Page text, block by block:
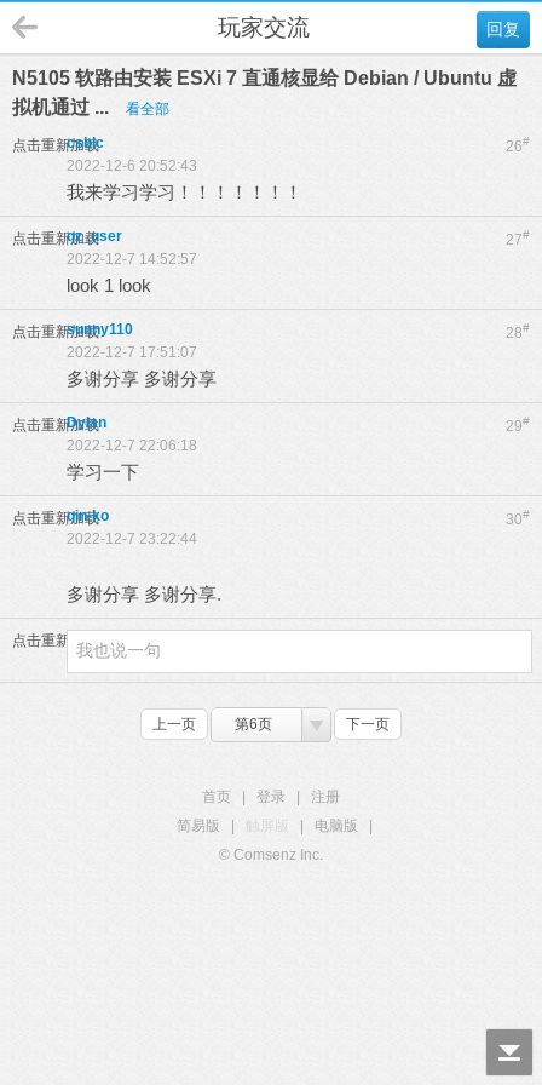
回复
玩家交流
N5105 软路由安装 ESXi 7 直通核显给 Debian / Ubuntu 虚
拟机通过 ...
看全部
点击重新加载 26#
csblc
2022-12-6 20:52:43
我来学习学习！！！！！！！
点击重新加载 27#
qz_user
2022-12-7 14:52:57
look 1 look
点击重新加载 28#
sunny110
2022-12-7 17:51:07
多谢分享 多谢分享
点击重新加载 29#
Dylan
2022-12-7 22:06:18
学习一下
点击重新加载 30#
qin-ko
2022-12-7 23:22:44
多谢分享 多谢分享.
点击重新加载
上一页 第6页 下一页
首页 登录
注册
简易版
触屏版 电脑版
© Comsenz Inc.